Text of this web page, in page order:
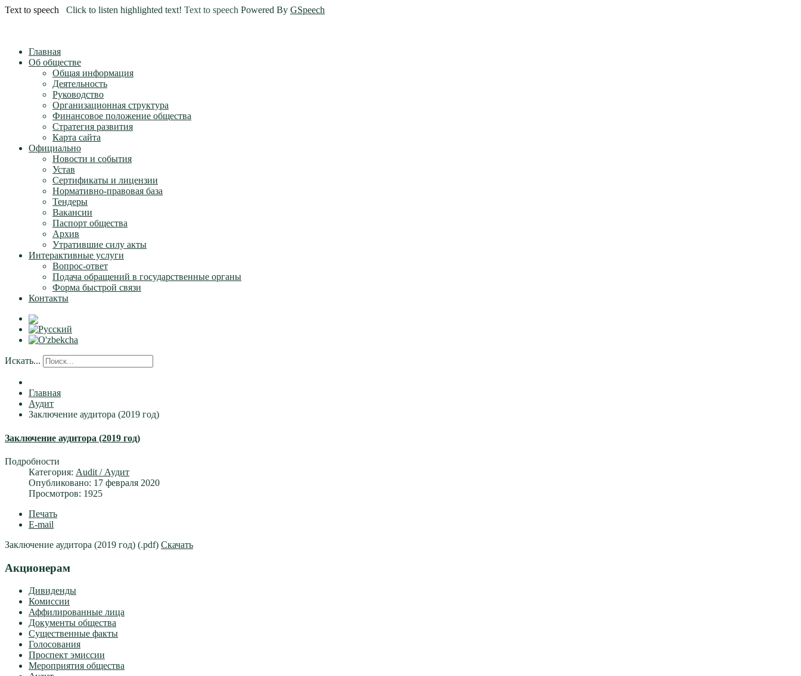
Text to speech Click to listen highlighted text! Text to speech Powered By GSpeech
Главная
Об обществе
Общая информация
Деятельность
Руководство
Организационная структура
Финансовое положение общества
Стратегия развития
Карта сайта
Официально
Новости и события
Устав
Сертификаты и лицензии
Нормативно-правовая база
Тендеры
Вакансии
Паспорт общества
Архив
Утратившие силу акты
Интерактивные услуги
Вопрос-ответ
Подача обращений в государственные органы
Форма быстрой связи
Контакты
Искать...
Главная
Аудит
Заключение аудитора (2019 год)
Заключение аудитора (2019 год)
Подробности
Категория: Audit / Аудит
Опубликовано: 17 февраля 2020
Просмотров: 1925
Печать
E-mail
Заключение аудитора (2019 год) (.pdf) Скачать
Акционерам
Дивиденды
Комиссии
Аффилированные лица
Документы общества
Существенные факты
Голосования
Проспект эмиссии
Мероприятия общества